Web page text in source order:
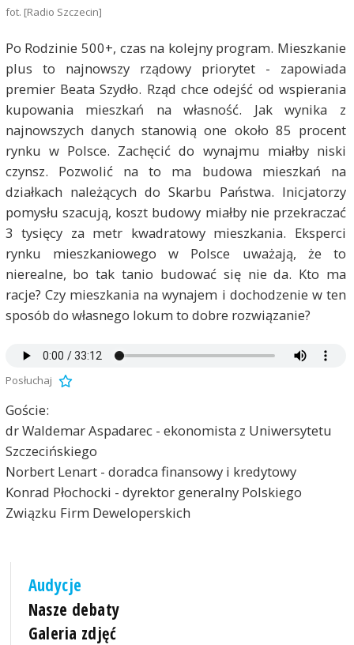
fot. [Radio Szczecin]
Po Rodzinie 500+, czas na kolejny program. Mieszkanie
plus to najnowszy rządowy priorytet - zapowiada
premier Beata Szydło. Rząd chce odejść od wspierania
kupowania mieszkań na własność. Jak wynika z
najnowszych danych stanowią one około 85 procent
rynku w Polsce. Zachęcić do wynajmu miałby niski
czynsz. Pozwolić na to ma budowa mieszkań na
działkach należących do Skarbu Państwa. Inicjatorzy
pomysłu szacują, koszt budowy miałby nie przekraczać
3 tysięcy za metr kwadratowy mieszkania. Eksperci
rynku mieszkaniowego w Polsce uważają, że to
nierealne, bo tak tanio budować się nie da. Kto ma
racje? Czy mieszkania na wynajem i dochodzenie w ten
sposób do własnego lokum to dobre rozwiązanie?
Posłuchaj
Goście:
dr Waldemar Aspadarec - ekonomista z Uniwersytetu
Szczecińskiego
Norbert Lenart - doradca finansowy i kredytowy
Konrad Płochocki - dyrektor generalny Polskiego
Związku Firm Deweloperskich
Audycje
Nasze debaty
Galeria zdjęć